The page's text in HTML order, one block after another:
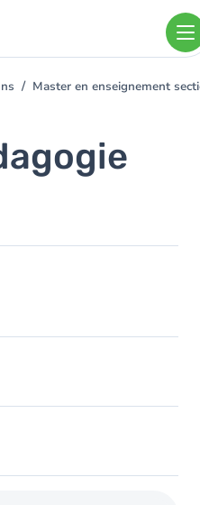
Master en enseignement